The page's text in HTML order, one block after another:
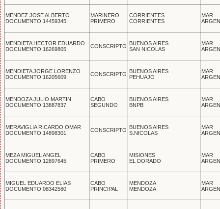
MENDEZ JOSE ALBERTO
DOCUMENTO:14459345
MARINERO
PRIMERO
CORRIENTES
CORRIENTES
MAR
MENDIETA HECTOR EDUARDO
DOCUMENTO:16269805
CONSCRIPTO BUENOS AIRES
SAN NICOLAS
MAR
MENDIETA JORGE LORENZO
DOCUMENTO:16205609
CONSCRIPTO BUENOS AIRES
PEHUAJO
MAR
MENDOZA JULIO MARTIN
DOCUMENTO:13887837
CABO
SEGUNDO
BUENOS AIRES
BNPB
MAR
MERAVIGLIA RICARDO OMAR
DOCUMENTO:14898301
CONSCRIPTO BUENOS AIRES
S.NICOLAS
MAR
MEZA MIGUEL ANGEL
DOCUMENTO:12897645
CABO
PRIMERO
MISIONES
EL DORADO
MAR
MIGUEL EDUARDO ELIAS
DOCUMENTO:08342580
CABO
PRINCIPAL
MENDOZA
MENDOZA
MAR